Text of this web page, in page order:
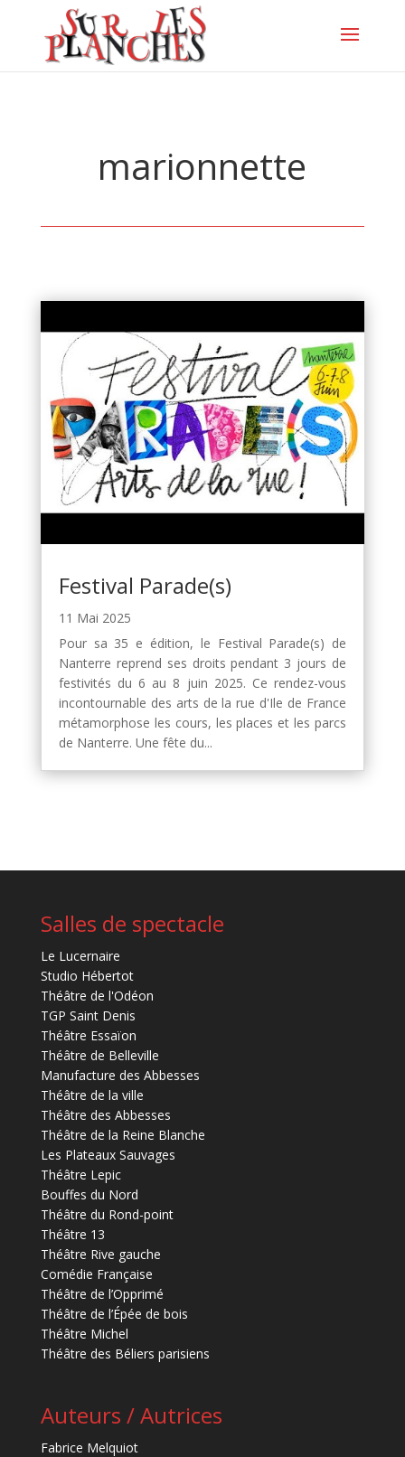
marionnette
Festival Parade(s)
11 Mai 2025
Pour sa 35 e édition, le Festival Parade(s) de
Nanterre reprend ses droits pendant 3 jours de
festivités du 6 au 8 juin 2025. Ce rendez-vous
incontournable des arts de la rue d'Ile de France
métamorphose les cours, les places et les parcs
de Nanterre. Une fête du...
Salles de spectacle
Le Lucernaire
Studio Hébertot
Théâtre de l'Odéon
TGP Saint Denis
Théâtre Essaïon
Théâtre de Belleville
Manufacture des Abbesses
Théâtre de la ville
Théâtre des Abbesses
Théâtre de la Reine Blanche
Les Plateaux Sauvages
Théâtre Lepic
Bouffes du Nord
Théâtre du Rond-point
Théâtre 13
Théâtre Rive gauche
Comédie Française
Théâtre de l’Opprimé
Théâtre de l’Épée de bois
Théâtre Michel
Théâtre des Béliers parisiens
Auteurs / Autrices
Fabrice Melquiot